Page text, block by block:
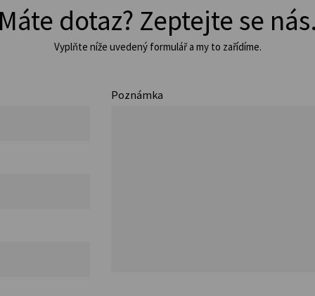
Máte dotaz? Zeptejte se
Vyplňte níže uvedený formulář a my to zařídíme.
Poznámka